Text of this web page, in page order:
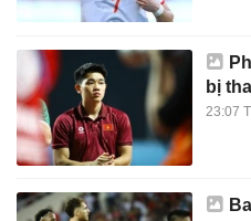
bị
23:07